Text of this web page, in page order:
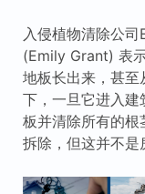
入侵植物清除公
(Emily Grant) 表
地板长出来，甚
下，一旦它进入
板并清除所有的
拆除，但这并不是